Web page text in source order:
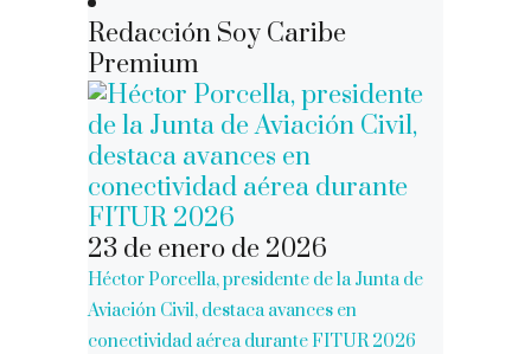
Redacción Soy Caribe
Premium
23 de enero de 2026
Héctor Porcella, presidente de la Junta de
Aviación Civil, destaca avances en
conectividad aérea durante FITUR 2026